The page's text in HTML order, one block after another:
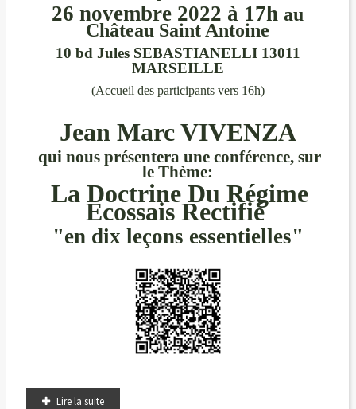
26 novembre 2022 à 17hau
Château Saint Antoine
10 bd Jules SEBASTIANELLI 13011
MARSEILLE
(Accueil des participants vers 16h)
Jean Marc VIVENZA
qui nous présentera une conférence, sur
le Thème:
La Doctrine Du Régime
Ecossais Rectifié
"en dix leçons essentielles"
Lire la suite